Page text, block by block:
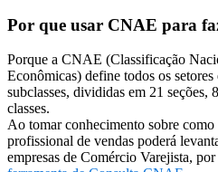
Por que usar CNAE para
Porque a CNAE (Classificação
Econômicas) define todos os
subclasses, divididas em 21 seções,
classes.
Ao tomar conhecimento sobre
profissional de vendas poderá
empresas de Comércio Varejista,